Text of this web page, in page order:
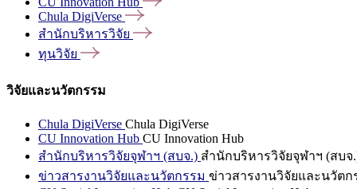
Chula DigiVerse
สำนักบริหารวิจัย
ทุนวิจัย
วิจัยและนวัตกรรม
Chula DigiVerse Chula DigiVerse
CU Innovation Hub CU Innovation Hub
สำนักบริหารวิจัยจุฬาฯ (สบจ.) สำนักบริหารวิจัยจุฬาฯ (สบจ
ข่าวสารงานวิจัยและนวัตกรรม ข่าวสารงานวิจัยและนวัตก